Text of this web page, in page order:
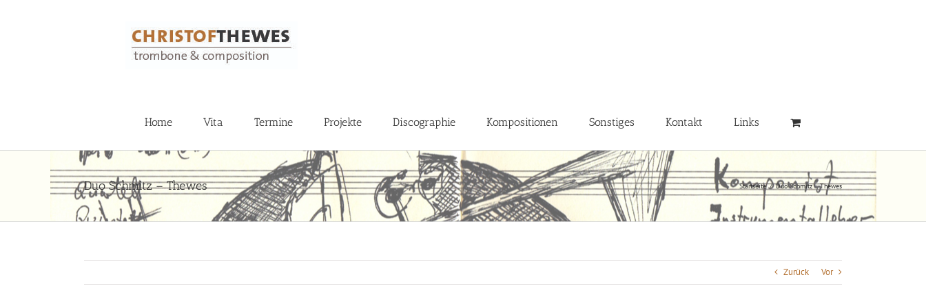
Home Vita Termine Projekte Discographie Kompositionen Sonstiges Kontakt Links
Duo Schmitz – Thewes Startseite / Duo Schmitz – Thewes
Zurück Vor